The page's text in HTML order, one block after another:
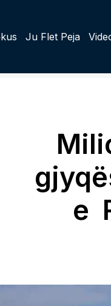
Ju Flet Peja
e